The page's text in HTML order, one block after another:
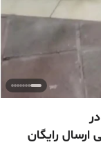
پرده نایلون مگنتی 320*280_عرض 280 در